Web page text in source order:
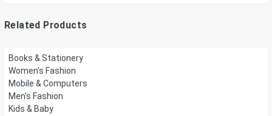
Related Products
Books & Stationery
Women's Fashion
Mobile & Computers
Men's Fashion
Kids & Baby